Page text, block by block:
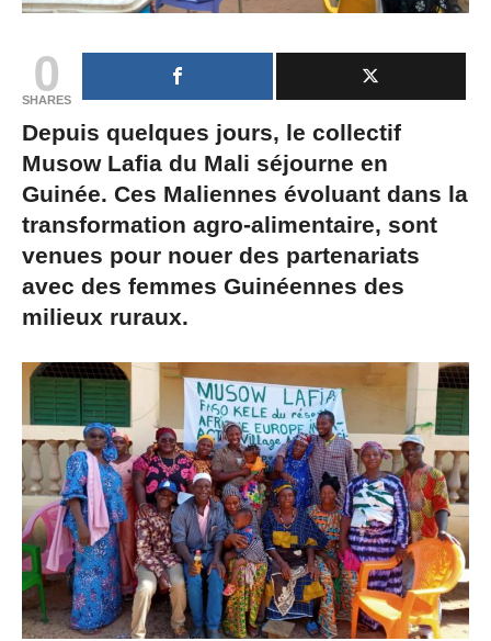
0
SHARES
Depuis quelques jours, le collectif
Musow Lafia du Mali séjourne en
Guinée. Ces Maliennes évoluant dans la
transformation agro-alimentaire, sont
venues pour nouer des partenariats
avec des femmes Guinéennes des
milieux ruraux.